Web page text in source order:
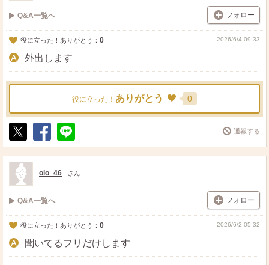
Q&A一覧へ フォロー
役に立った！ありがとう： 0 2026/6/4 09:33
外出します
役に立った！ ありがとう 0
ポ
ス
ト
シ
ェ
送
る
通報する
olo_46 さん
Q&A一覧へ フォロー
役に立った！ありがとう： 0 2026/6/2 05:32
聞いてるフリだけします